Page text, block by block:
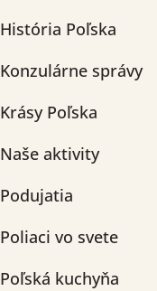
História Poľska
Konzulárne správy
Krásy Poľska
Naše aktivity
Podujatia
Poliaci vo svete
Poľská kuchyňa